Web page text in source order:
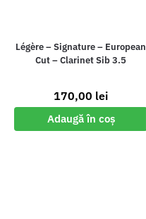
Légère – Signature – European
Cut – Clarinet Sib 3.5
170,00 lei
Adaugă în coș